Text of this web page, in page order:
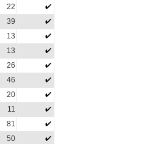
22
39
13
13
26
46
20
11
81
50